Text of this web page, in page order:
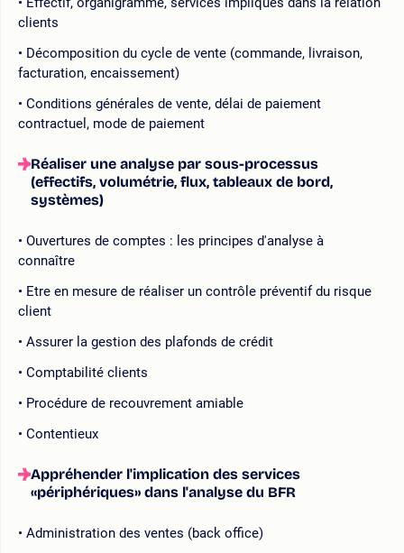
clients
Décomposition du cycle de vente (commande, livraison,
facturation, encaissement)
Conditions générales de vente, délai de paiement
contractuel, mode de paiement
Réaliser une analyse par sous-processus
(effectifs, volumétrie, flux, tableaux de bord,
systèmes)
Ouvertures de comptes : les principes d'analyse à
connaître
Etre en mesure de réaliser un contrôle préventif du risque
client
Assurer la gestion des plafonds de crédit
Comptabilité clients
Procédure de recouvrement amiable
Contentieux
Appréhender l'implication des services
«périphériques» dans l'analyse du BFR
Administration des ventes (back office)